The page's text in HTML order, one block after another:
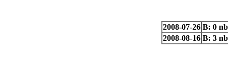
2008-07-26 B: 0
2008-08-16 B: 3